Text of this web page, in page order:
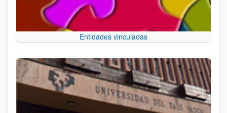
Entidades vinculadas